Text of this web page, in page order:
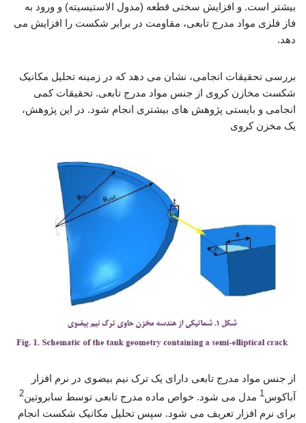
بیشتر است. و افزایش سختی قطعه (مدول الاستیسیته) و ورود به
فاز فلزی مواد مدرج تابعی، مقاومت در برابر شکست را افزایش می
دهد.
بررسی تحقیقات انجامی، نشان می دهد که در زمینه تحلیل مکانیک
شکست مخازن کروی از جنس مواد مدرج تابعی. تحقیقات کمی
انجامی و بایستی پژوهش های بیشتری انجام شود. در این پژوهش،
یک مخزن کروی
از جنس مواد مدرج تابعی دارای یک ترک نیم بیضوی در نرم افزار
آباکوس1 مدل می شود. خواص ماده مدرج تابعی توسط سابروتین2
برای نرم افزار تعریف می شود. سپس تحلیل مکانیک شکست انجام